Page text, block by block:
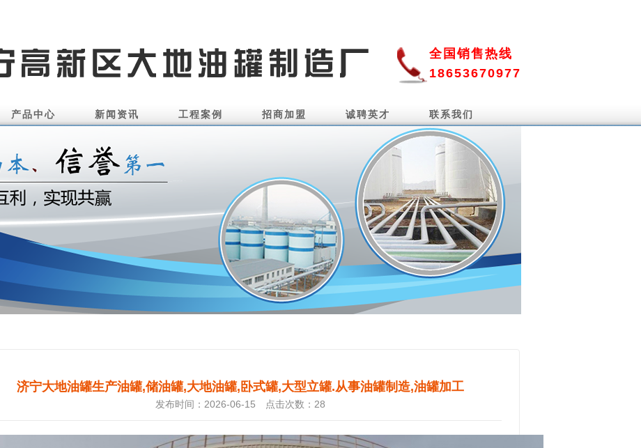
全国销售热线
18653670977
产品中心 新闻资讯 工程案例 招商加盟 诚聘英才 联系我们
济宁大地油罐生产油罐,储油罐,大地油罐,卧式罐,大型立罐.从事油罐制造,油罐加工
发布时间：2026-06-15 点击次数： 28